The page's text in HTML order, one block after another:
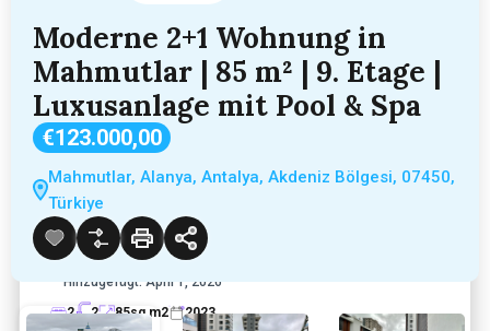
Moderne 2+1 Wohnung in
Mahmutlar | 85 m² | 9. Etage |
Luxusanlage mit Pool & Spa
€123.000,00
Mahmutlar, Alanya, Antalya, Akdeniz Bölgesi, 07450,
Türkiye
Moderne 2+1 Wohnung in Mahmutlar |
85 m² | 9. Etage | Luxusanlage mit Pool
& Spa
Mahmutlar, Alanya, Antalya, Akdeniz Bölgesi, 07450,
Türkiye
Hinzugefügt:April 1, 2026
2
2 85sq m2 2023